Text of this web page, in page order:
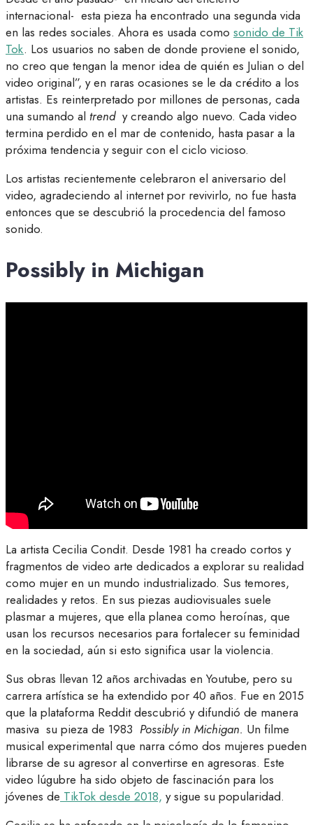
internacional- esta pieza ha encontrado una segunda vida
en las redes sociales. Ahora es usada como sonido de Tik
Tok. Los usuarios no saben de donde proviene el sonido,
no creo que tengan la menor idea de quién es Julian o del
video original”, y en raras ocasiones se le da crédito a los
artistas. Es reinterpretado por millones de personas, cada
una sumando al trend y creando algo nuevo. Cada video
termina perdido en el mar de contenido, hasta pasar a la
próxima tendencia y seguir con el ciclo vicioso.
Los artistas recientemente celebraron el aniversario del
video, agradeciendo al internet por revivirlo, no fue hasta
entonces que se descubrió la procedencia del famoso
sonido.
Possibly in Michigan
La artista Cecilia Condit. Desde 1981 ha creado cortos y
fragmentos de video arte dedicados a explorar su realidad
como mujer en un mundo industrializado. Sus temores,
realidades y retos. En sus piezas audiovisuales suele
plasmar a mujeres, que ella planea como heroínas, que
usan los recursos necesarios para fortalecer su feminidad
en la sociedad, aún si esto significa usar la violencia.
Sus obras llevan 12 años archivadas en Youtube, pero su
carrera artística se ha extendido por 40 años. Fue en 2015
que la plataforma Reddit descubrió y difundió de manera
masiva su pieza de 1983 Possibly in Michigan. Un filme
musical experimental que narra cómo dos mujeres pueden
librarse de su agresor al convertirse en agresoras. Este
video lúgubre ha sido objeto de fascinación para los
jóvenes de TikTok desde 2018, y sigue su popularidad.